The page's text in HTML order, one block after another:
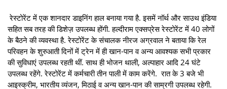
रेस्टोरेंट में एक शानदार डाइनिंग हाल बनाया गया है. इसमें नॉर्थ और साउथ इंडिया
सहित सब तरह की डिशेज़ उपलब्ध होंगी. हल्दीराम एक्सप्रेस रेस्टोरेंट में 40 लोगों
के बैठने की व्यवस्था है. रेस्टोरेंट के संचालक नीरज अग्रवाल ने बताया कि रेल
परिवहन के शुरुआती दिनों में ट्रेन में ही खान-पान व अन्य आवश्यक सभी प्रकार
की सुविधाएं उपलब्ध रहती थीं. साथ ही भोजन थाली, अल्पाहार आदि 24 घंटे
उपलब्ध रहेंगे. रेस्टोरेंट में कर्मचारी तीन पाली में काम करेंगे. रात के 3 बजे भी
आइस्क्रीम, भारतीय व्यंजन, मिठाई व अन्य खान-पान की साम्रगी उपलब्ध रहेगी.